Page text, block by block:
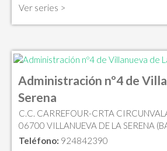
Ver series >
Administración nº4 de
Serena
C.C. CARREFOUR-CRTA
06700 VILLANUEVA DE LA SERENA
Teléfono: 924842390